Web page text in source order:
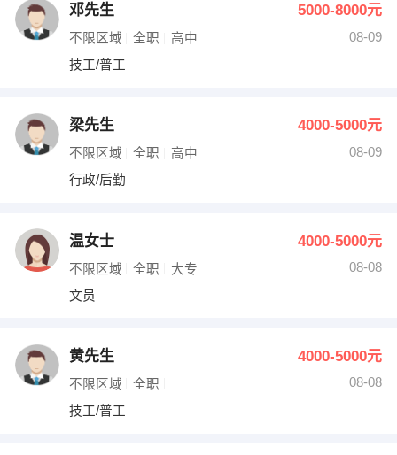
邓先生 5000-8000元
不限区域 全职 高中
08-09
技工/普工
梁先生 4000-5000元
不限区域 全职 高中
08-09
行政/后勤
温女士 4000-5000元
不限区域 全职 大专
08-08
文员
黄先生 4000-5000元
不限区域 全职
08-08
技工/普工